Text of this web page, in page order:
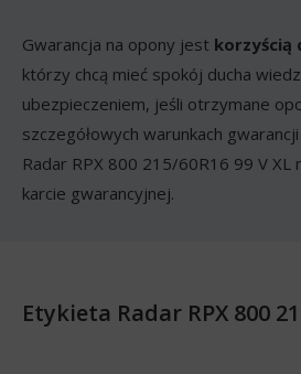
Gwarancja na opony jest korzyścią
którzy chcą mieć spokój ducha
ubezpieczeniem, jeśli otrzymane
szczegółowych warunkach
Radar RPX 800 215/60R16 99 V XL
karcie gwarancyjnej.
Etykieta Radar RPX 800